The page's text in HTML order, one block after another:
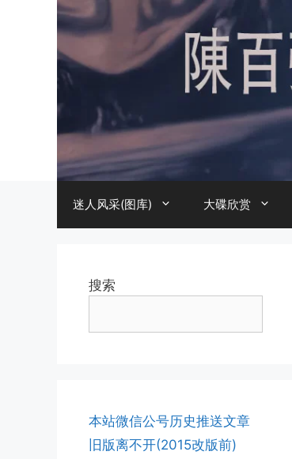
迷人风采(图库) 大碟欣赏
搜索
本站微信公号历史推送文章
旧版离不开(2015改版前)